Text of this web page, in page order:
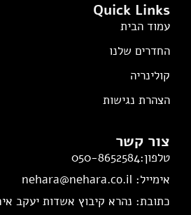
Quick Links
עמוד הבית
החדרים שלנו
קולינריה
הצהרת נגישות
צור קשר
טלפון:050-8652584
אימייל: nehara@nehara.co.il
כתובת: נהרא קיבוץ אשדות יעקב